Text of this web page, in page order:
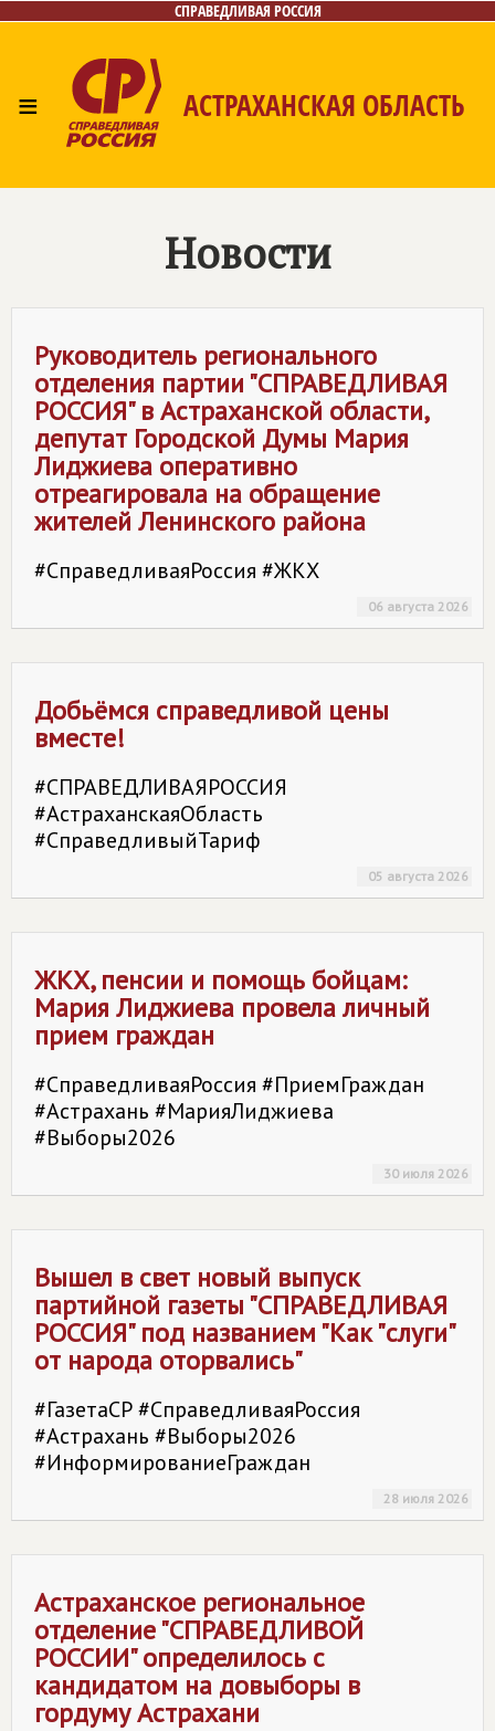
СПРАВЕДЛИВАЯ РОССИЯ
≡ АСТРАХАНСКАЯ ОБЛАСТЬ
Новости
Руководитель регионального
отделения партии "СПРАВЕДЛИВАЯ
РОССИЯ" в Астраханской области,
депутат Городской Думы Мария
Лиджиева оперативно
отреагировала на обращение
жителей Ленинского района
#СправедливаяРоссия #ЖКХ
06 августа 2026
Добьёмся справедливой цены
вместе!
#СПРАВЕДЛИВАЯРОССИЯ
#АстраханскаяОбласть
#СправедливыйТариф
05 августа 2026
ЖКХ, пенсии и помощь бойцам:
Мария Лиджиева провела личный
прием граждан
#СправедливаяРоссия #ПриемГраждан
#Астрахань #МарияЛиджиева
#Выборы2026
30 июля 2026
Вышел в свет новый выпуск
партийной газеты "СПРАВЕДЛИВАЯ
РОССИЯ" под названием "Как "слуги"
от народа оторвались"
#ГазетаСР #СправедливаяРоссия
#Астрахань #Выборы2026
#ИнформированиеГраждан
28 июля 2026
Астраханское региональное
отделение "СПРАВЕДЛИВОЙ
РОССИИ" определилось с
кандидатом на довыборы в
гордуму Астрахани